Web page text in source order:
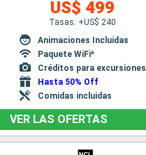
US$ 499
Tasas: +US$ 240
Animaciones Incluidas
Paquete WiFi*
Créditos para excursiones
Hasta 50% Off
Comidas incluidas
VER LAS OFERTAS